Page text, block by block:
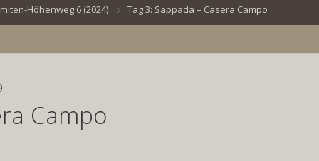
Höhenweg 6 (2024) Tag 3: Sappada – Casera Campo
Campo